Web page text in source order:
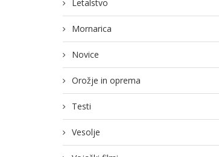
Letalstvo
Mornarica
Novice
Orožje in oprema
Testi
Vesolje